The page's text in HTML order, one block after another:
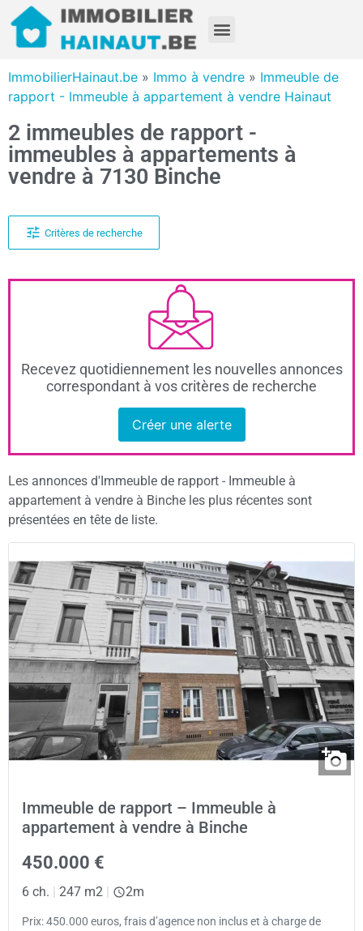
ImmobilierHainaut.be » Immo à vendre » Immeuble de
rapport - Immeuble à appartement à vendre Hainaut
2 immeubles de rapport -
immeubles à appartements à
vendre à 7130 Binche
Critères de recherche
Recevez quotidiennement les nouvelles annonces
correspondant à vos critères de recherche
Créer une alerte
Les annonces d'Immeuble de rapport - Immeuble à
appartement à vendre à Binche les plus récentes sont
présentées en tête de liste.
Immeuble de rapport – Immeuble à
appartement à vendre à Binche
450.000 €
6 ch. | 247 m2 | 2m
Prix: 450.000 euros, frais d’agence non inclus et à charge de